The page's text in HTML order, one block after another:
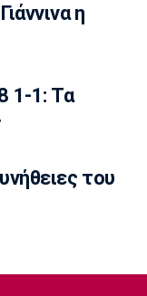
η
1-1: Τα
του